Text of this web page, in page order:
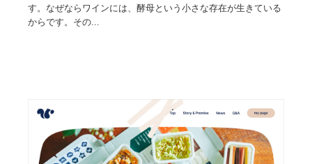
す。なぜならワインには、酵母という小さな存在が生きている
からです。その...